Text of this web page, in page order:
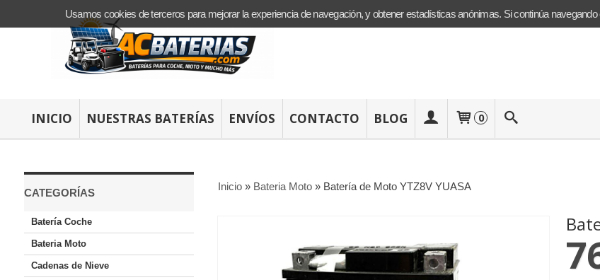
INICIO NUESTRAS BATERÍAS ENVÍOS CONTACTO BLOG 0
CATEGORÍAS
Batería Coche
Bateria Moto
Cadenas de Nieve
Inicio» Bateria Moto» Batería de Moto YTZ8V YUASA
Usamos cookies de terceros para mejorar la experiencia de navegación, y obtener estadísticas anónimas. Si continúa